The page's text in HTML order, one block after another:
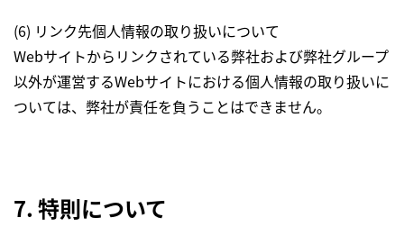
(6) リンク先個人情報の取り扱いについて
Webサイトからリンクされている弊社および弊社グループ
以外が運営するWebサイトにおける個人情報の取り扱いに
ついては、弊社が責任を負うことはできません。
7. 特則について